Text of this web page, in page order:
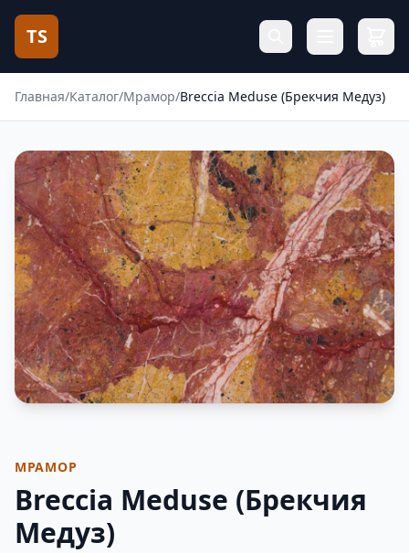
TS
Главная/Каталог/Мрамор/Breccia Meduse (Брекчия Медуз)
МРАМОР
Breccia Meduse (Брекчия
Медуз)